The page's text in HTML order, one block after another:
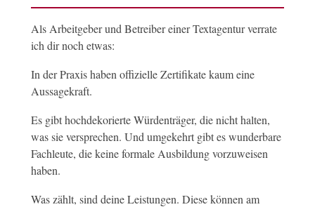
Als Arbeitgeber und Betreiber einer Textagentur verrate
ich dir noch etwas:
In der Praxis haben offizielle Zertifikate kaum eine
Aussagekraft.
Es gibt hochdekorierte Würdenträger, die nicht halten,
was sie versprechen. Und umgekehrt gibt es wunderbare
Fachleute, die keine formale Ausbildung vorzuweisen
haben.
Was zählt, sind deine Leistungen. Diese können am